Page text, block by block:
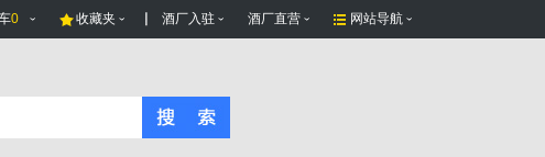
0 收藏夹 酒厂入驻 酒厂直营 网站导航